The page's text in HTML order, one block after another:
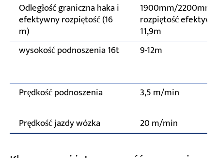
Odległość graniczna haka i
efektywny rozpiętość (16
m)
1900mm/2200mm,
rozpiętość
11,9m
wysokość podnoszenia 16t
9-12m
Prędkość podnoszenia 3,5 m/min
Prędkość jazdy wózka 20 m/min